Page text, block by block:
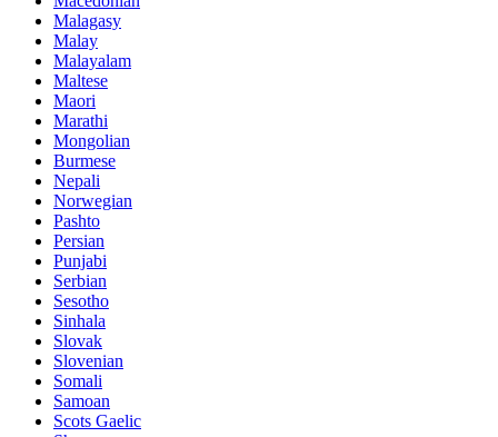
Malagasy
Malay
Malayalam
Maltese
Maori
Marathi
Mongolian
Burmese
Nepali
Norwegian
Pashto
Persian
Punjabi
Serbian
Sesotho
Sinhala
Slovak
Slovenian
Somali
Samoan
Scots Gaelic